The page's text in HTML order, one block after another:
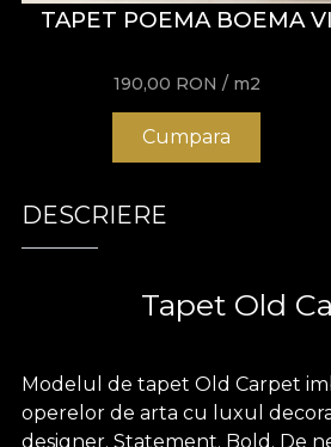
TAPET POEMA BOEMA VI
190,00 RON / m2
Cumpara
DESCRIERE
Tapet Old
Modelul de tapet Old Carpet
operelor de arta cu luxul
designer. Statement. Bold. De